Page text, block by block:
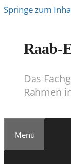
Springe zum
Raab-
Das
Rahmen
Menü